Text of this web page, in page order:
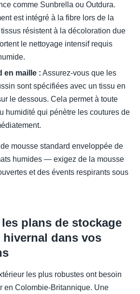
comme Sunbrella ou Outdura.
est intégré à la fibre lors de la
résistent à la décoloration due
le nettoyage intensif requis
en maille : Assurez-vous que les
sont spécifiées avec un tissu en
le dessous. Cela permet à toute
humidité qui pénètre les coutures de
mousse standard enveloppée de
humides — exigez de la mousse
et des évents respirants sous
plans de stockage
dans vos
les plus robustes ont besoin
en Colombie-Britannique. Une